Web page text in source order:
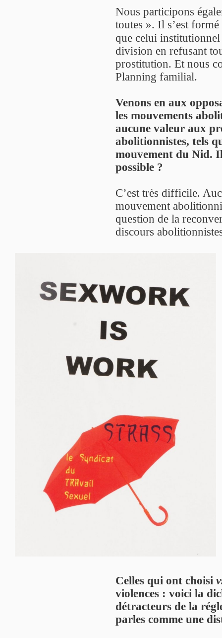
Nous participons
toutes ». Il s’est
que celui
division en refusant
prostitution. Et nous
Planning familial.
Venons en aux
les mouvements
aucune valeur aux
abolitionnistes, tels
mouvement du Nid.
possible ?
C’est très difficile.
mouvement
question de la
discours
Celles qui ont choisi
violences : voici la
détracteurs de la
parles comme une